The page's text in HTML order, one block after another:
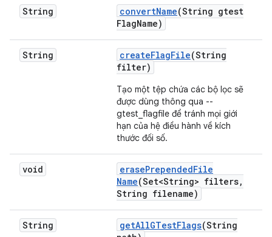
String convertName(String gtest
FlagName)
String createFlagFile(String
filter)
Tạo một tệp chứa các bộ lọc sẽ
được dùng thông qua --
gtest_flagfile để tránh mọi giới
hạn của hệ điều hành về kích
thước đối số.
void erasePrependedFile
Name(Set<String> filters,
String filename)
String getAllGTestFlags(String